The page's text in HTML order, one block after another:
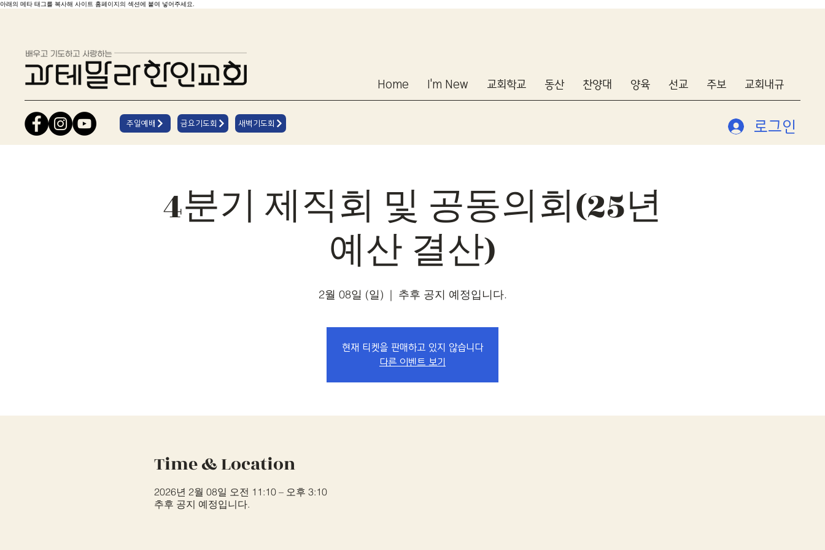
아래의 메타 태그를 복사해 사이트 홈페이지의 섹션에 붙여 넣어주세요.
Home I'm New 교회학교 동산 찬양대 양육 선교 주보 교회내규
주일예배 금요기도회 새벽기도회 로그인
4분기 제직회 및 공동의회(25년
예산 결산)
2월 08일 (일)
  |
추후 공지 예정입니다.
현재 티켓을 판매하고 있지 않습니다
다른 이벤트 보기
Time & Location
2026년 2월 08일 오전 11:10 – 오후 3:10
추후 공지 예정입니다.